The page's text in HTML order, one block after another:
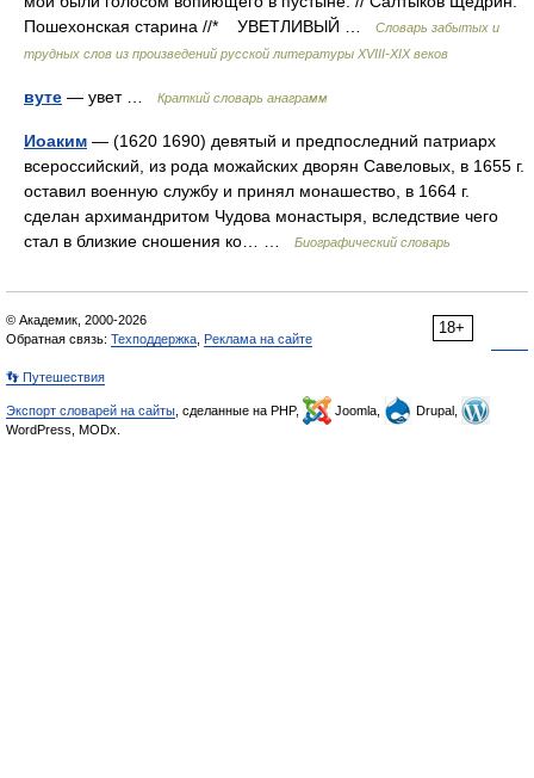
Пошехонская старина //* УВЕТЛИВЫЙ …
Словарь забытых и
трудных слов из произведений русской литературы ХVIII-ХIХ веков
вуте — увет … Краткий словарь анаграмм
Иоаким — (1620 1690) девятый и предпоследний патриарх
всероссийский, из рода можайских дворян Савеловых, в 1655 г.
оставил военную службу и принял монашество, в 1664 г.
сделан архимандритом Чудова монастыря, вследствие чего
стал в близкие сношения ко… …
Биографический словарь
18+
© Академик, 2000-2026
Обратная связь: Техподдержка Реклама на сайте
👣 Путешествия
Экспорт словарей на сайты , сделанные на PHP, Joomla,
Drupal,
WordPress, MODx.